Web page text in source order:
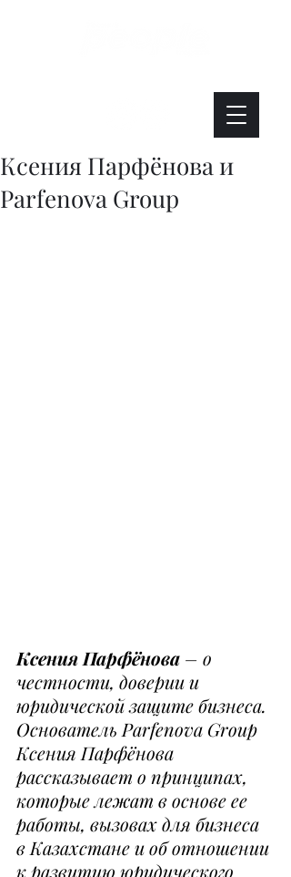
Ксения Парфёнова и
Parfenova Group
Ксения Парфёнова – о
честности, доверии и
юридической защите бизнеса.
Основатель Parfenova Group
Ксения Парфёнова
рассказывает о принципах,
которые лежат в основе ее
работы, вызовах для бизнеса
в Казахстане и об отношении
к развитию юридического